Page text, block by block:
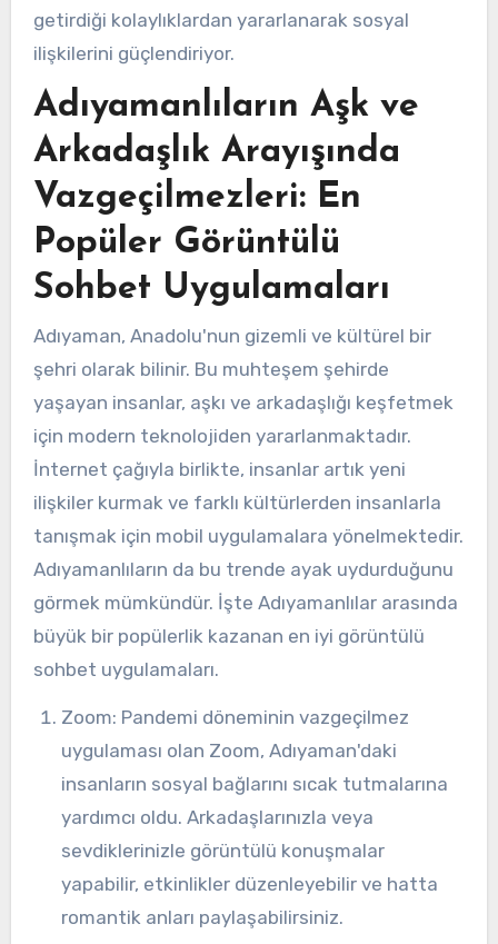
getirdiği kolaylıklardan yararlanarak sosyal
ilişkilerini güçlendiriyor.
Adıyamanlıların Aşk ve
Arkadaşlık Arayışında
Vazgeçilmezleri: En
Popüler Görüntülü
Sohbet Uygulamaları
Adıyaman, Anadolu'nun gizemli ve kültürel bir
şehri olarak bilinir. Bu muhteşem şehirde
yaşayan insanlar, aşkı ve arkadaşlığı keşfetmek
için modern teknolojiden yararlanmaktadır.
İnternet çağıyla birlikte, insanlar artık yeni
ilişkiler kurmak ve farklı kültürlerden insanlarla
tanışmak için mobil uygulamalara yönelmektedir.
Adıyamanlıların da bu trende ayak uydurduğunu
görmek mümkündür. İşte Adıyamanlılar arasında
büyük bir popülerlik kazanan en iyi görüntülü
sohbet uygulamaları.
Zoom: Pandemi döneminin vazgeçilmez
uygulaması olan Zoom, Adıyaman'daki
insanların sosyal bağlarını sıcak tutmalarına
yardımcı oldu. Arkadaşlarınızla veya
sevdiklerinizle görüntülü konuşmalar
yapabilir, etkinlikler düzenleyebilir ve hatta
romantik anları paylaşabilirsiniz.